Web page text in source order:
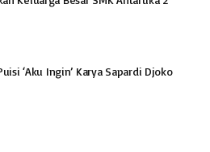
‘Aku Ingin’ Karya Sapardi Djoko